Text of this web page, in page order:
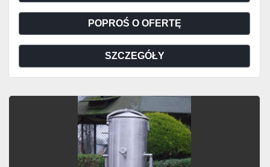
POPROŚ O OFERTĘ
SZCZEGÓŁY